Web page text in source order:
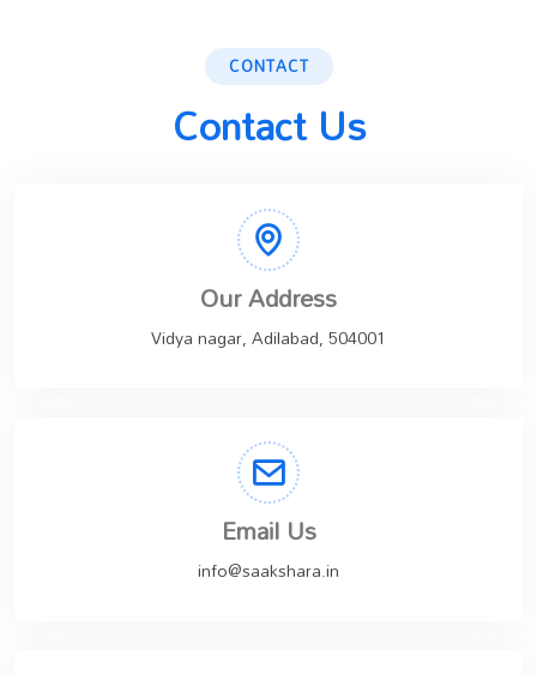
CONTACT
Contact Us
Our Address
Vidya nagar, Adilabad, 504001
Email Us
info@saakshara.in